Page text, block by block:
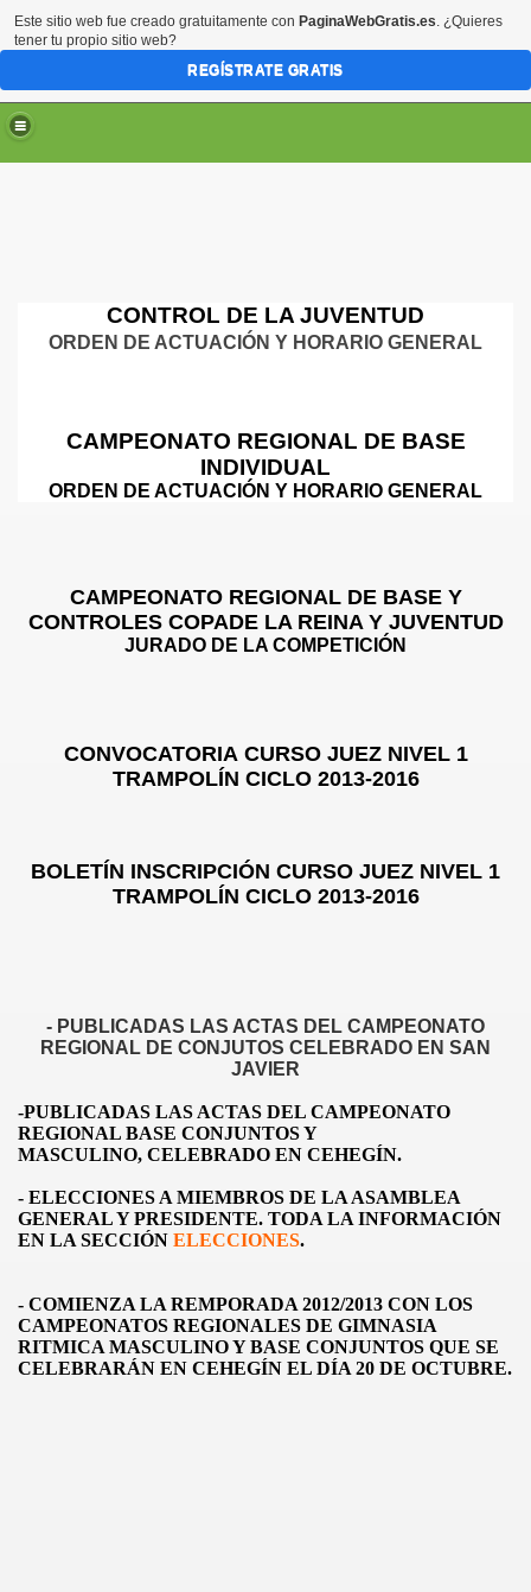
CONTROL DE LA JUVENTUD
ORDEN DE ACTUACIÓN Y HORARIO GENERAL
CAMPEONATO REGIONAL DE BASE
INDIVIDUAL
ORDEN DE ACTUACIÓN Y HORARIO GENERAL
CAMPEONATO REGIONAL DE BASE Y
CONTROLES COPADE LA REINA Y JUVENTUD
JURADO DE LA COMPETICIÓN
CONVOCATORIA CURSO JUEZ NIVEL 1
TRAMPOLÍN CICLO 2013-2016
BOLETÍN INSCRIPCIÓN CURSO JUEZ NIVEL 1
TRAMPOLÍN CICLO 2013-2016
- PUBLICADAS LAS ACTAS DEL CAMPEONATO
REGIONAL DE CONJUTOS CELEBRADO EN SAN
JAV IER
-PUBLICADAS LAS ACTAS DEL CAMPEONATO
REGIONAL BASE CONJUNTOS Y
MASCULINO, CELEBRADO EN CEHEGÍN.
- ELECCIONES A MIEMBROS DE LA ASAMBLEA
GENERAL Y PRESIDENTE. TODA LA INFORMACIÓN
EN LA SECCIÓN ELECCIONES.
- COMIENZA LA REMPORADA 2012/2013 CON LOS
CAMPEONATOS REGIONALES DE GIMNASIA
RITMICA MASCULINO Y BASE CONJUNTOS QUE SE
CELEBRARÁN EN CEHEGÍN EL DÍA 20 DE OCTUBRE.
Este sitio web fue creado gratuitamente con PaginaWebGratis.es. ¿Quieres
tener tu propio sitio web?
REGÍSTRATE GRATIS